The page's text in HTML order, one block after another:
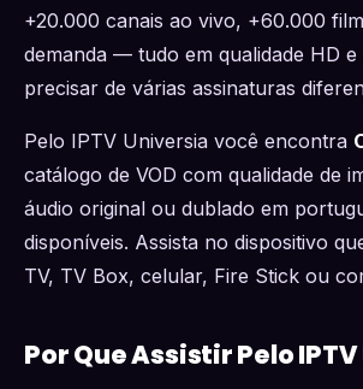
+20.000 canais ao vivo, +60.000
demanda — tudo em qualidade HD e
precisar de várias assinaturas
Pelo IPTV Universia você encontra
catálogo de VOD com qualidade de
áudio original ou dublado em
disponíveis. Assista no dispositivo
TV, TV Box, celular, Fire Stick ou
Por Que Assistir Pelo